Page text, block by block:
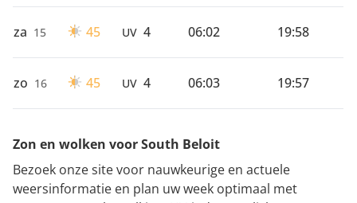
za 15 45 UV 4 06:02 19:58
zo 16 45 UV 4 06:03 19:57
Zon en wolken voor South Beloit
Bezoek onze site voor nauwkeurige en actuele
weersinformatie en plan uw week optimaal met